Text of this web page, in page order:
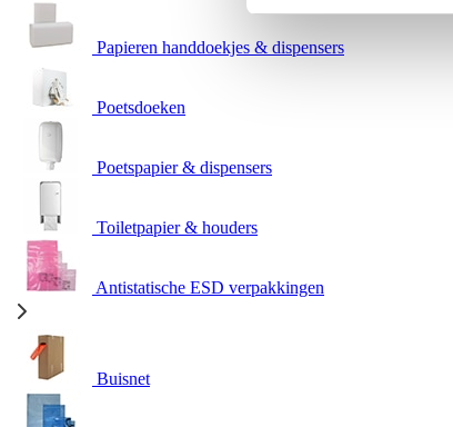
Papieren handdoekjes & dispensers
Poetsdoeken
Poetspapier & dispensers
Toiletpapier & houders
Antistatische ESD verpakkingen
Buisnet